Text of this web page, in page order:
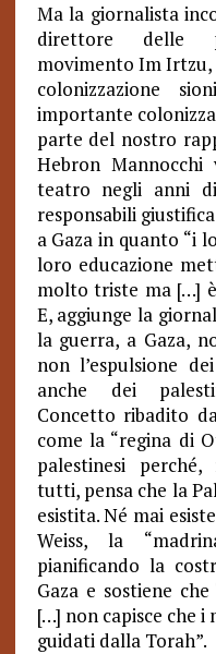
Ma la giornalista
direttore delle
movimento Im Irtzu,
colonizzazione
importante
parte del nostro
Hebron
teatro negli anni
responsabili
a Gaza in quanto “i
loro educazione
molto triste ma […]
E, aggiunge la
la guerra, a Gaza,
non l’espulsione
anche dei
Concetto ribadito
come la “regina di
palestinesi perché,
tutti, pensa che la
esistita. Né mai
Weiss, la
pianificando la
Gaza e sostiene
[…] non capisce che
guidati dalla Torah”.